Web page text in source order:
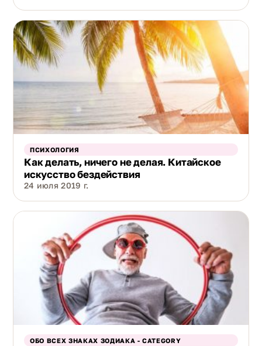
ПСИХОЛОГИЯ
Как делать, ничего не делая. Китайское
искусство бездействия
24 июля 2019 г.
ОБО ВСЕХ ЗНАКАХ ЗОДИАКА - CATEGORY